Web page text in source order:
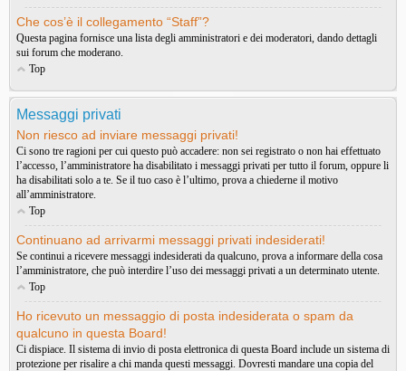
Che cos’è il collegamento “Staff”?
Questa pagina fornisce una lista degli amministratori e dei moderatori, dando dettagli
sui forum che moderano.
Top
Messaggi privati
Non riesco ad inviare messaggi privati!
Ci sono tre ragioni per cui questo può accadere: non sei registrato o non hai effettuato
l’accesso, l’amministratore ha disabilitato i messaggi privati per tutto il forum, oppure li
ha disabilitati solo a te. Se il tuo caso è l’ultimo, prova a chiederne il motivo
all’amministratore.
Top
Continuano ad arrivarmi messaggi privati indesiderati!
Se continui a ricevere messaggi indesiderati da qualcuno, prova a informare della cosa
l’amministratore, che può interdire l’uso dei messaggi privati a un determinato utente.
Top
Ho ricevuto un messaggio di posta indesiderata o spam da
qualcuno in questa Board!
Ci dispiace. Il sistema di invio di posta elettronica di questa Board include un sistema di
protezione per risalire a chi manda questi messaggi. Dovresti mandare una copia del